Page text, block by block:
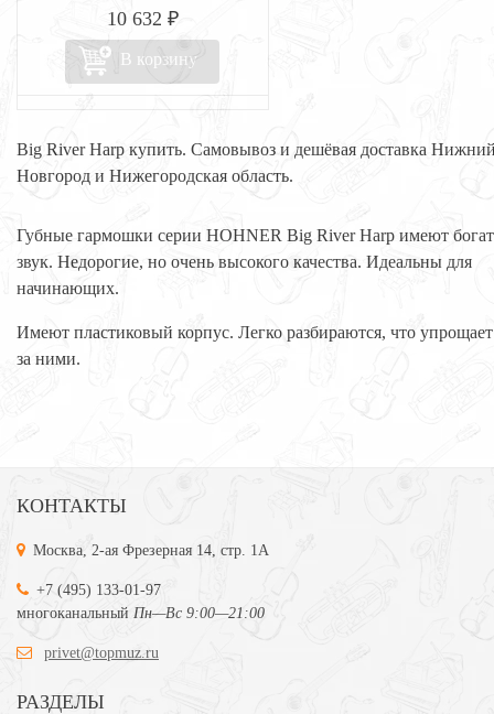
10 632 ₽
В корзину
Big River Harp купить. Самовывоз и дешёвая доставка
Новгород и Нижегородская область.
Губные гармошки серии HOHNER Big River Harp имеют
звук. Недорогие, но очень высокого качества. Идеальны для
начинающих.
Имеют пластиковый корпус. Легко разбираются, что
за ними.
КОНТАКТЫ
Москва, 2-ая Фрезерная 14, стр. 1А
+7 (495) 133-01-97
многоканальный Пн—Вс 9:00—21:00
privet@topmuz.ru
РАЗДЕЛЫ